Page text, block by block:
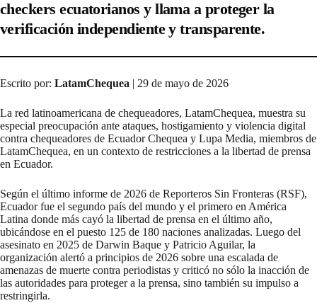
checkers ecuatorianos y llama a proteger la
verificación independiente y transparente.
Escrito por: LatamChequea | 29 de mayo de 2026
La red latinoamericana de chequeadores, LatamChequea, muestra su
especial preocupación ante ataques, hostigamiento y violencia digital
contra chequeadores de Ecuador Chequea y Lupa Media, miembros de
LatamChequea, en un contexto de restricciones a la libertad de prensa
en Ecuador.
Según el último informe de 2026 de Reporteros Sin Fronteras (RSF),
Ecuador fue el segundo país del mundo y el primero en América
Latina donde más cayó la libertad de prensa en el último año,
ubicándose en el puesto 125 de 180 naciones analizadas. Luego del
asesinato en 2025 de Darwin Baque y Patricio Aguilar, la
organización alertó a principios de 2026 sobre una escalada de
amenazas de muerte contra periodistas y criticó no sólo la inacción de
las autoridades para proteger a la prensa, sino también su impulso a
restringirla.